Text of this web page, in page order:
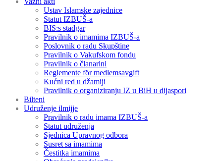
Ustav Islamske zajednice
Statut IZBUŠ-a
BIS:s stadgar
Pravilnik o imamima IZBUŠ-a
Poslovnik o radu Skupštine
Pravilnik o Vakufskom fondu
Pravilnik o članarini
Reglemente för medlemsavgift
Kućni red u džamiji
Pravilnik o organiziranju IZ u BiH u dijaspori
Bilteni
Udruženje ilmijje
Pravilnik o radu imama IZBUŠ-a
Statut udruženja
Sjednica Upravnog odbora
Susret sa imamima
Čestitka imamima